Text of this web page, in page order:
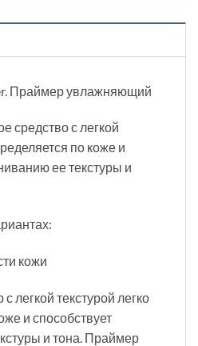
Праймер увлажняющий
средство с легкой
по коже и
ее текстуры и
кожи
легкой текстурой легко
и способствует
и тона. Праймер